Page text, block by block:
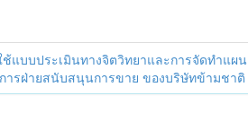
แบบประเมินทางจิตวิทยาและการจัดทำแผน
รฝ่ายสนับสนุนการขาย ของบริษัทข้ามชาติ